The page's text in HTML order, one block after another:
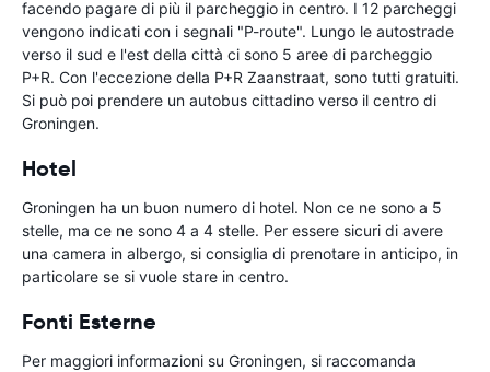
facendo pagare di più il parcheggio in centro. I 12 parcheggi
vengono indicati con i segnali "P-route". Lungo le autostrade
verso il sud e l'est della città ci sono 5 aree di parcheggio
P+R. Con l'eccezione della P+R Zaanstraat, sono tutti gratuiti.
Si può poi prendere un autobus cittadino verso il centro di
Groningen.
Hotel
Groningen ha un buon numero di hotel. Non ce ne sono a 5
stelle, ma ce ne sono 4 a 4 stelle. Per essere sicuri di avere
una camera in albergo, si consiglia di prenotare in anticipo, in
particolare se si vuole stare in centro.
Fonti Esterne
Per maggiori informazioni su Groningen, si raccomanda